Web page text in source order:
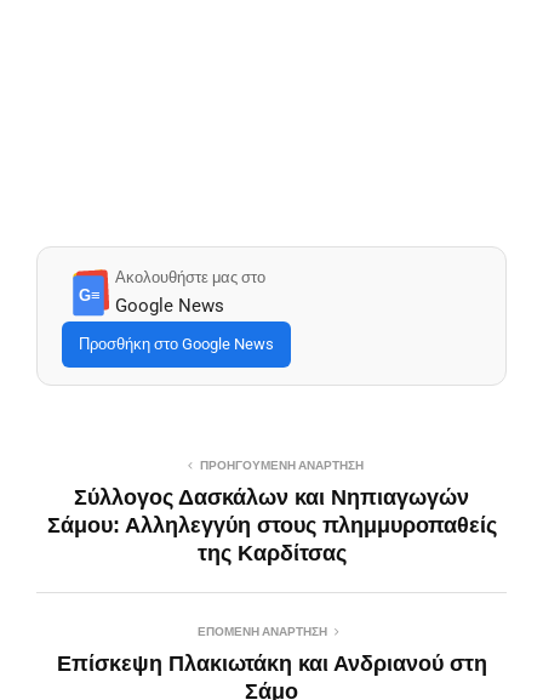
G≡
Ακολουθήστε μας στο
Google News
Προσθήκη στο Google News
ΠΡΟΗΓΟΎΜΕΝΗ ΑΝΆΡΤΗΣΗ
Σύλλογος Δασκάλων και Νηπιαγωγών
Σάμου: Αλληλεγγύη στους πλημμυροπαθείς
της Καρδίτσας
ΕΠΌΜΕΝΗ ΑΝΆΡΤΗΣΗ
Επίσκεψη Πλακιωτάκη και Ανδριανού στη
Σάμο